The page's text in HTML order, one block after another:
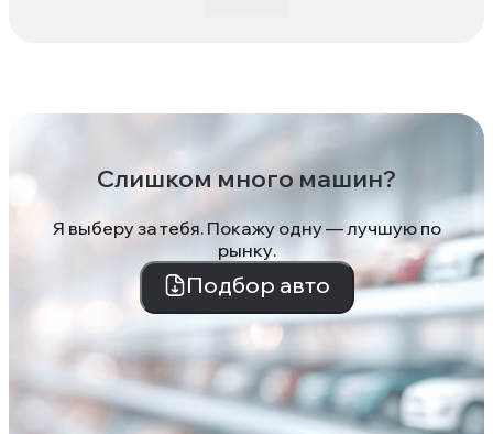
Слишком много машин?
Я выберу за тебя. Покажу одну — лучшую по
рынку.
Подбор авто